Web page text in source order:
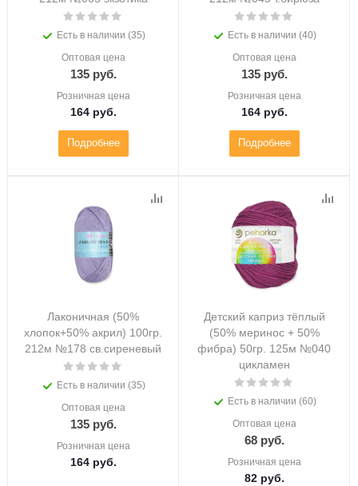
Есть в наличии (35)
Оптовая цена
135руб.
Розничная цена
164руб.
Подробнее
Есть в наличии (40)
Оптовая цена
135руб.
Розничная цена
164руб.
Подробнее
Лаконичная (50%
хлопок+50% акрил) 100гр.
212м №178 св.сиреневый
Есть в наличии (35)
Оптовая цена
135руб.
Розничная цена
164руб.
Детский каприз тёплый
(50% меринос + 50%
фибра) 50гр. 125м №040
цикламен
Есть в наличии (60)
Оптовая цена
68руб.
Розничная цена
82руб.